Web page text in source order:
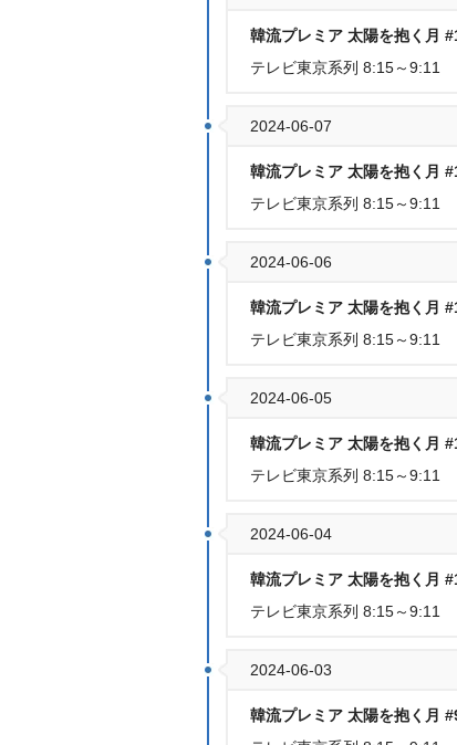
韓流プレミア 太陽を抱く月
テレビ東京系列 8:15～9:11
2024-06-07
韓流プレミア 太陽を抱く月
テレビ東京系列 8:15～9:11
2024-06-06
韓流プレミア 太陽を抱く月
テレビ東京系列 8:15～9:11
2024-06-05
韓流プレミア 太陽を抱く月
テレビ東京系列 8:15～9:11
2024-06-04
韓流プレミア 太陽を抱く月
テレビ東京系列 8:15～9:11
2024-06-03
韓流プレミア 太陽を抱く月